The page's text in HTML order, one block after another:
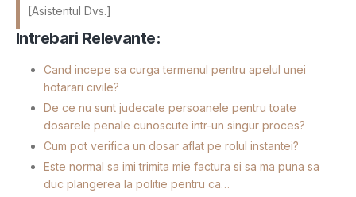
[Asistentul Dvs.]
Intrebari Relevante:
Cand incepe sa curga termenul pentru apelul unei
hotarari civile?
De ce nu sunt judecate persoanele pentru toate
dosarele penale cunoscute intr-un singur proces?
Cum pot verifica un dosar aflat pe rolul instantei?
Este normal sa imi trimita mie factura si sa ma puna sa
duc plangerea la politie pentru ca…